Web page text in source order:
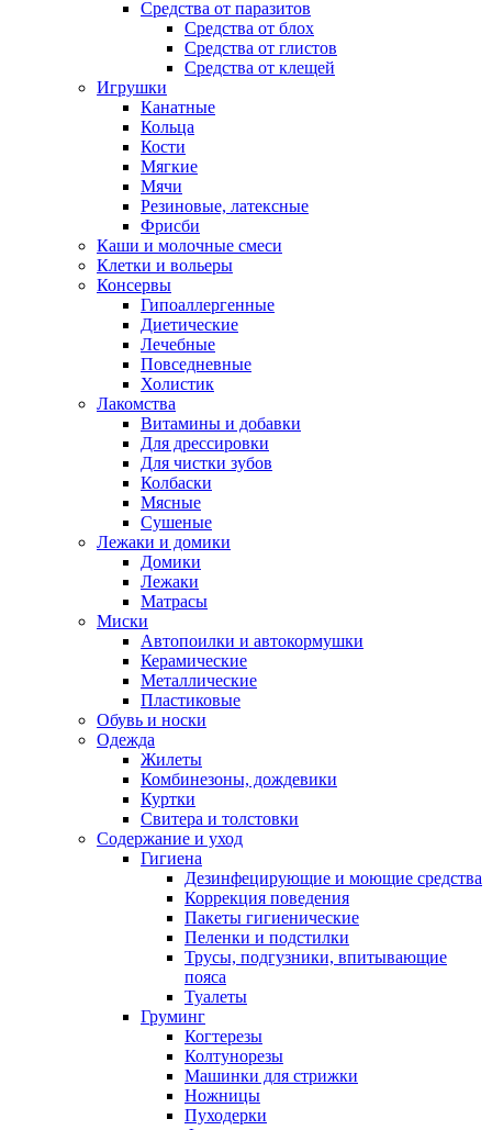
Средства от паразитов
Средства от блох
Средства от глистов
Средства от клещей
Игрушки
Канатные
Кольца
Кости
Мягкие
Мячи
Резиновые, латексные
Фрисби
Каши и молочные смеси
Клетки и вольеры
Консервы
Гипоаллергенные
Диетические
Лечебные
Повседневные
Холистик
Лакомства
Витамины и добавки
Для дрессировки
Для чистки зубов
Колбаски
Мясные
Сушеные
Лежаки и домики
Домики
Лежаки
Матрасы
Миски
Автопоилки и автокормушки
Керамические
Металлические
Пластиковые
Обувь и носки
Одежда
Жилеты
Комбинезоны, дождевики
Куртки
Свитера и толстовки
Содержание и уход
Гигиена
Дезинфецирующие и моющие средства
Коррекция поведения
Пакеты гигиенические
Пеленки и подстилки
Трусы, подгузники, впитывающие
пояса
Туалеты
Груминг
Когтерезы
Колтунорезы
Машинки для стрижки
Ножницы
Пуходерки